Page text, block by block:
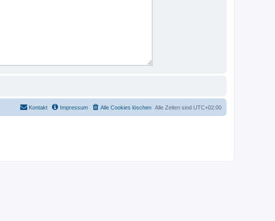
Alle Zeiten sind UTC+02:00
Alle Cookies löschen
Impressum
Kontakt